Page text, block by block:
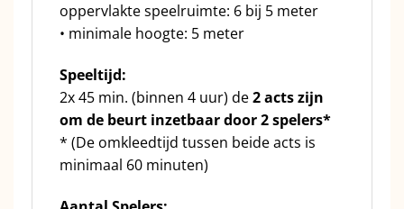
oppervlakte speelruimte: 6 bij 5 meter
• minimale hoogte: 5 meter
Speeltijd:
2x 45 min. (binnen 4 uur) de2 acts zijn
om de beurt inzetbaar door 2 spelers*
* (De omkleedtijd tussen beide acts is
minimaal 60 minuten)